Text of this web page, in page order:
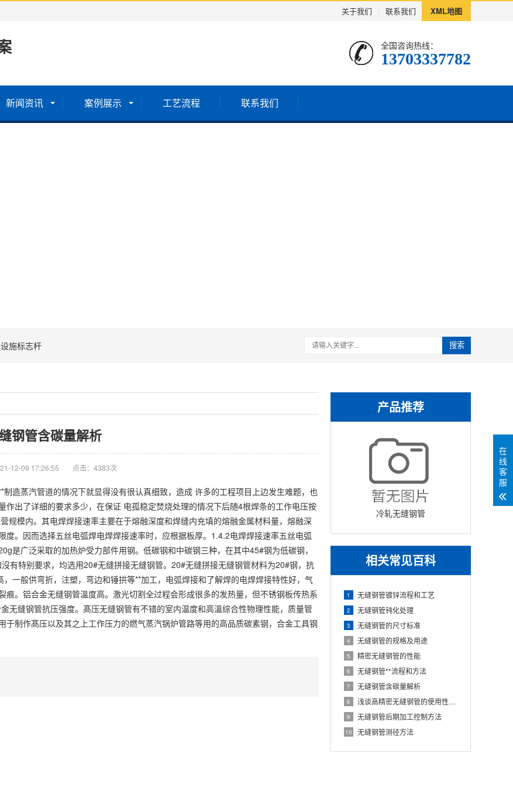
关于我们 联系我们 XML地图
全国咨询热线：
13703337782
新闻资讯 案例展示 工艺流程 联系我们
施标志杆 搜索
产品推荐
冷轧无缝钢管
相关常见百科
1 无缝钢管镀锌流程和工艺
2 无缝钢管钝化处理
3 无缝钢管的尺寸标准
4 无缝钢管的规格及用途
5 精密无缝钢管的性能
6 无缝钢管**流程和方法
7 无缝钢管含碳量解析
8 浅谈高精密无缝钢管的使用性能特性及应用领域
9 无缝钢管后期加工控制方法
10 无缝钢管测径方法
钢管含碳量解析
12-09 17:26:55 点击：4383次
造蒸汽管道的情况下就显得没有很认真细致，造成 许多的工程项目上边发生难题，也
出了详细的要求多少，在保证 电孤稳定焚烧处理的情况下后随4根焊条的工作电压按
规模内。其电焊焊接速率主要在于熔融深度和焊缝内充填的熔融金属材料量，熔融深
。因而选择五丝电弧焊电焊焊接速率时，应根据板厚。1.4.2电焊焊接速率五丝电弧
是广泛采取的加热炉受力部件用钢。低碳钢和中碳钢三种，在其中45#钢为低碳钢，
有特别要求，均选用20#无缝拼接无缝钢管。20#无缝拼接无缝钢管材料为20#钢，抗
一般供弯折，注塑，弯边和锤拱等**加工，电弧焊接和了解焊的电焊焊接特性好，气
。铝合金无缝钢管溫度高。激光切割全过程会形成很多的发热量，但不锈钢板传热系
无缝钢管抗压强度。髙压无缝钢管有不错的室内温度和高溫综合性物理性能，质量管
制作髙压以及其之上工作压力的燃气蒸汽锅炉管路等用的高品质碳素钢，合金工具钢
在
线
客
服